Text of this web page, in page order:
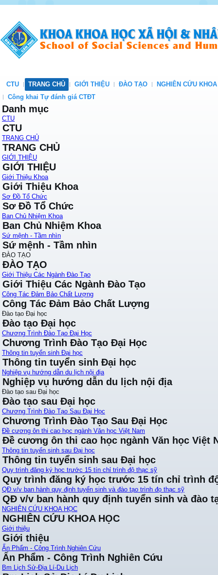
CTU TRANG CHỦ GIỚI THIỆU ĐÀO TẠO
NGHIÊN CỨU
Công khai Tự đánh giá CTĐT
Danh mục
CTU
CTU
TRANG CHỦ
TRANG CHỦ
GIỚI THIỆU
GIỚI THIỆU
Giới Thiệu Khoa
Giới Thiệu Khoa
Sơ Đồ Tổ Chức
Sơ Đồ Tổ Chức
Ban Chủ Nhiệm Khoa
Ban Chủ Nhiệm Khoa
Sứ mệnh - Tầm nhìn
Sứ mệnh - Tầm nhìn
ĐÀO TẠO
ĐÀO TẠO
Giới Thiệu Các Ngành Đào Tạo
Giới Thiệu Các Ngành Đào Tạo
Công Tác Đảm Bảo Chất Lượng
Công Tác Đảm Bảo Chất Lượng
Đào tạo Đại học
Đào tạo Đại học
Chương Trình Đào Tạo Đại Học
Chương Trình Đào Tạo Đại Học
Thông tin tuyển sinh Đại học
Thông tin tuyển sinh Đại học
Nghiệp vụ hướng dẫn du lịch nội địa
Nghiệp vụ hướng dẫn du lịch nội địa
Đào tạo sau Đại học
Đào tạo sau Đại học
Chương Trình Đào Tạo Sau Đại Học
Chương Trình Đào Tạo Sau Đại Học
Đề cương ôn thi cao học ngành Văn học Việt Nam
Đề cương ôn thi cao học ngành Văn học Việt
Thông tin tuyển sinh sau Đại học
Thông tin tuyển sinh sau Đại học
Quy trình đăng ký học trước 15 tín chỉ trình độ thạc sỹ
Quy trình đăng ký học trước 15 tín chỉ trình
QĐ v/v ban hành quy định tuyển sinh và đào tạo trình đọ thạc sỹ
QĐ v/v ban hành quy định tuyển sinh và đào
NGHIÊN CỨU KHOA HỌC
NGHIÊN CỨU KHOA HỌC
Giới thiệu
Giới thiệu
Ấn Phẩm - Công Trình Nghiên Cứu
Ấn Phẩm - Công Trình Nghiên Cứu
Bm Lịch Sử-Địa Lí-Du Lịch